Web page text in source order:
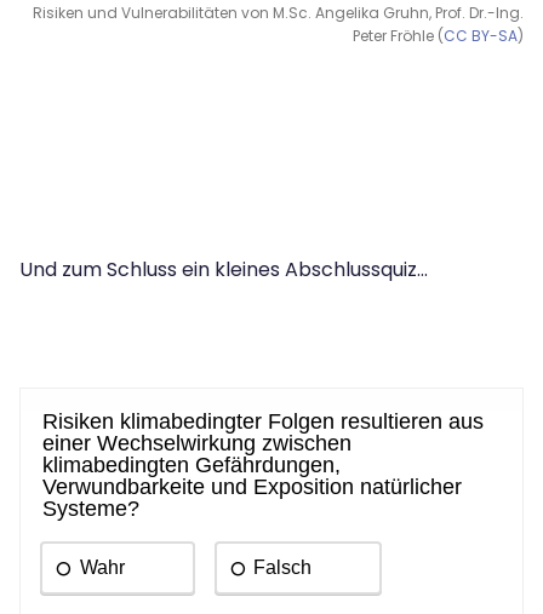
Risiken und Vulnerabilitäten von M.Sc. Angelika Gruhn, Prof. Dr.-Ing.
Peter Fröhle (CC BY-SA)
Und zum Schluss ein kleines Abschlussquiz...